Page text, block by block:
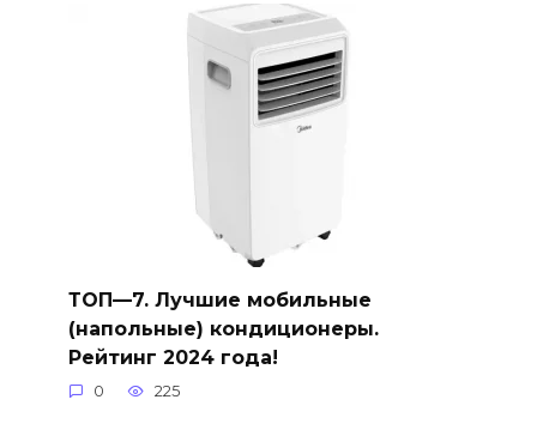
ТОП—7. Лучшие мобильные
(напольные) кондиционеры.
Рейтинг 2024 года!
0 225